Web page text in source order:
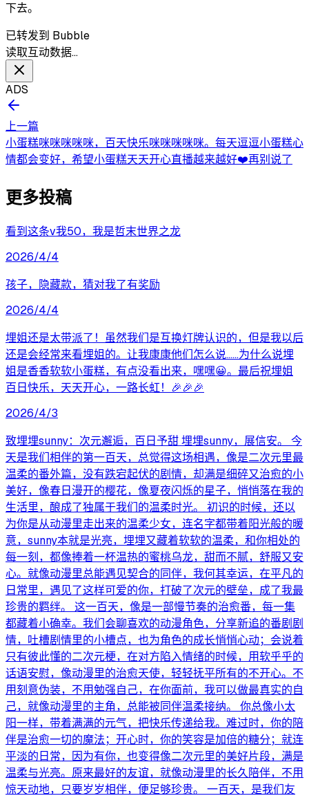
下去。
已转发到 Bubble
读取互动数据…
ADS
上一篇
小蛋糕咪咪咪咪咪，百天快乐咪咪咪咪咪。每天逗逗小蛋糕心
情都会变好，希望小蛋糕天天开心直播越来越好❤️再别说了
更多投稿
看到这条v我50，我是哲末世界之龙
2026/4/4
孩子，隐藏款，猜对我了有奖励
2026/4/4
埋姐还是太带派了！虽然我们是互换灯牌认识的，但是我以后
还是会经常来看埋姐的。让我康康他们怎么说……为什么说埋
姐是香香软软小蛋糕，有点没看出来，嘿嘿😀。最后祝埋姐
百日快乐，天天开心，一路长虹！🎉🎉🎉
2026/4/3
致埋埋sunny：次元邂逅，百日予甜 埋埋sunny，展信安。 今
天是我们相伴的第一百天，总觉得这场相遇，像是二次元里最
温柔的番外篇，没有跌宕起伏的剧情，却满是细碎又治愈的小
美好，像春日漫开的樱花，像夏夜闪烁的星子，悄悄落在我的
生活里，酿成了独属于我们的温柔时光。 初识的时候，还以
为你是从动漫里走出来的温柔少女，连名字都带着阳光般的暖
意，sunny本就是光亮，埋埋又藏着软软的温柔，和你相处的
每一刻，都像捧着一杯温热的蜜桃乌龙，甜而不腻，舒服又安
心。就像动漫里总能遇见契合的同伴，我何其幸运，在平凡的
日常里，遇见了这样可爱的你，打破了次元的壁垒，成了我最
珍贵的羁绊。 这一百天，像是一部慢节奏的治愈番，每一集
都藏着小确幸。我们会聊喜欢的动漫角色，分享新追的番剧剧
情，吐槽剧情里的小槽点，也为角色的成长悄悄心动；会说着
只有彼此懂的二次元梗，在对方陷入情绪的时候，用软乎乎的
话语安慰，像动漫里的治愈天使，轻轻抚平所有的不开心。不
用刻意伪装，不用勉强自己，在你面前，我可以做最真实的自
己，就像动漫里的主角，总能被同伴温柔接纳。 你总像小太
阳一样，带着满满的元气，把快乐传递给我。难过时，你的陪
伴是治愈一切的魔法；开心时，你的笑容是加倍的糖分；就连
平淡的日常，因为有你，也变得像二次元里的美好片段，满是
温柔与光亮。原来最好的友谊，就像动漫里的长久陪伴，不用
惊天动地，只要岁岁相伴，便足够珍贵。 一百天，是我们友